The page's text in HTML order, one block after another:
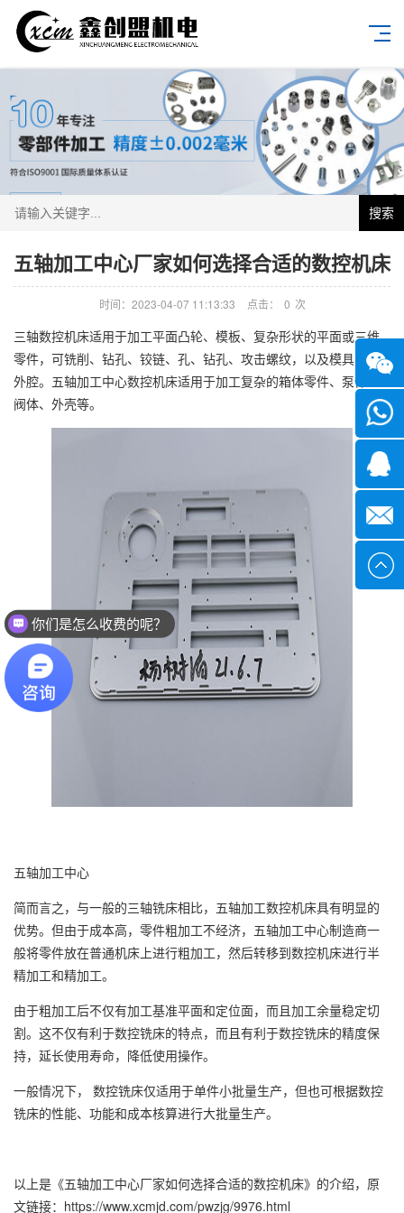
搜索
五轴加工中心厂家如何选择合适的数控机床
时间：2023-04-07 11:13:33 点击： 0 次
三轴数控机床适用于加工平面凸轮、模板、复杂形状的平面或三维
零件，可铣削、钻孔、铰链、孔、钻孔、攻击螺纹，以及模具的内
外腔。五轴加工中心数控机床适用于加工复杂的箱体零件、泵体、
阀体、外壳等。
五轴加工中心
简而言之，与一般的三轴铣床相比，五轴加工数控机床具有明显的
优势。但由于成本高，零件粗加工不经济，五轴加工中心制造商一
般将零件放在普通机床上进行粗加工，然后转移到数控机床进行半
精加工和精加工。
由于粗加工后不仅有加工基准平面和定位面，而且加工余量稳定切
割。这不仅有利于数控铣床的特点，而且有利于数控铣床的精度保
持，延长使用寿命，降低使用操作。
一般情况下， 数控铣床仅适用于单件小批量生产，但也可根据数控
铣床的性能、功能和成本核算进行大批量生产。
以上是 《五轴加工中心厂家如何选择合适的数控机床》 的介绍，原
文链接： https://www.xcmjd.com/pwzjg/9976.html
微信
你们是怎么收费的呢？
现在有优惠活动么？